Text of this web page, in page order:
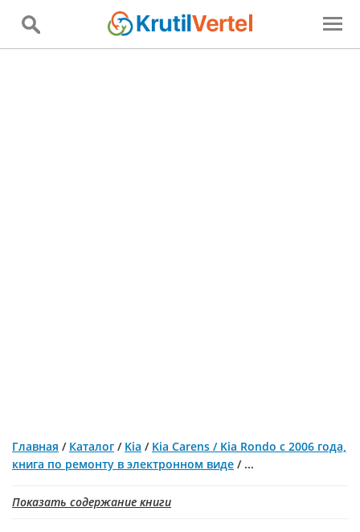
Главная / Каталог / Kia / Kia Carens / Kia Rondo с 2006 года,
книга по ремонту в электронном виде / ...
Показать содержание книги